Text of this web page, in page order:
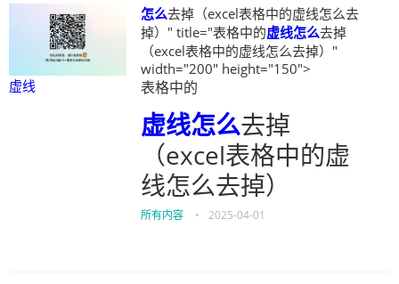
虚线
怎么去掉（excel表格中的虚线怎么去
掉）" title="表格中的虚线怎么去掉
（excel表格中的虚线怎么去掉）"
width="200" height="150">
表格中的
虚线怎么去掉
（excel表格中的虚
线怎么去掉）
所有内容 • 2025-04-01